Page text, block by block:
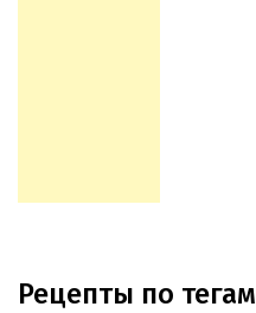
Рецепты по тегам